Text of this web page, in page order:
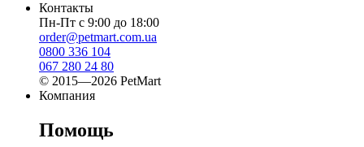
Контакты
Пн-Пт с 9:00 до 18:00
order@petmart.com.ua
0800 336 104
067 280 24 80
© 2015—2026 PetMart
Компания
Помощь